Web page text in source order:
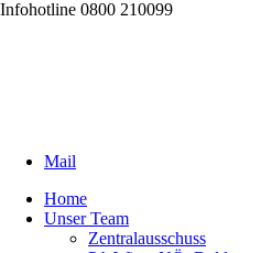
Infohotline 0800 210099
Mail
Home
Unser Team
Zentralausschuss